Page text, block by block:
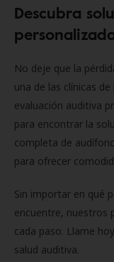
Descubra
No deje que la
una de las clínicas
evaluación auditiva
para encontrar la
completa de
para ofrecer
Sin importar en qué
encuentre, nuestros
cada paso. Llame
salud auditiva.